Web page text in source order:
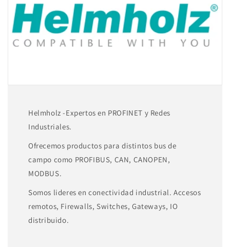
874-
WEB50
874-
WEB50
Helmholz -Expertos en PROFINET y Redes
Industriales.
Ofrecemos productos para distintos bus de
campo como PROFIBUS, CAN, CANOPEN,
MODBUS.
Somos lideres en conectividad industrial. Accesos
remotos, Firewalls, Switches, Gateways, IO
distribuido.